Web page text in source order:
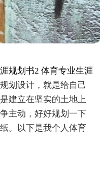
划设计，就是给自己
建立在坚实的土地上
主动，好好规划一下
。以下是我个人体育
规划书2 体育专业生涯